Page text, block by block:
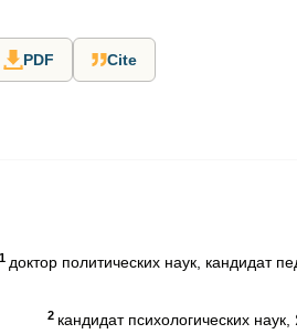
PDF Cite
1 доктор политических наук, кандидат
2 кандидат психологических